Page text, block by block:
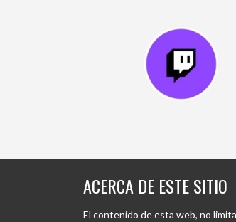
ACERCA DE ESTE SITIO
El contenido de esta web, no